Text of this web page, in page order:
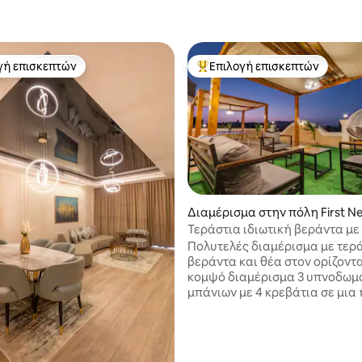
5, 118 κριτικές
επιλογή επισκεπτών
επισκεπτών Κορυφαία επιλογή επισκεπτών
Επιλογή επισκεπτών
Διαμέρισμα στην πόλη First Ne
w Cairo Qism
Τεράστια ιδιωτική βεράντα
ορίζοντα.
Πολυτελές διαμέρισμα με
βεράντα και θέα στον ορίζοντα
κομψό διαμέρισμα 3
μπάνιων με 4 κρεβάτια σε μια